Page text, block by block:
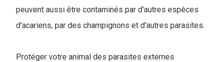
peuvent aussi être contaminés par d'autres espèces
d'acariens, par des champignons et d'autres parasites.
Protéger votre animal des parasites externes